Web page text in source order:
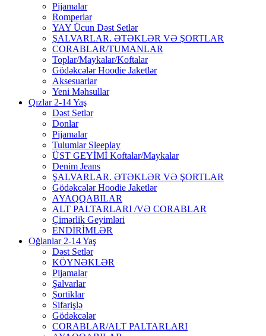
Pijamalar
Romperlar
YAY Ücun Dəst Setlər
ŞALVARLAR. ƏTƏKLƏR VƏ ŞORTLAR
CORABLAR/TUMANLAR
Toplar/Maykalar/Koftalar
Gödəkcələr Hoodie Jaketlər
Aksesuarlar
Yeni Məhsullar
Qızlar 2-14 Yaş
Dəst Setlər
Donlar
Pijamalar
Tulumlar Sleeplay
ÜST GEYİMİ Koftalar/Maykalar
Denim Jeans
ŞALVARLAR. ƏTƏKLƏR VƏ ŞORTLAR
Gödəkcələr Hoodie Jaketlər
AYAQQABILAR
ALT PALTARLARI /VƏ CORABLAR
Çimərlik Geyimləri
ENDİRİMLƏR
Oğlanlar 2-14 Yaş
Dəst Setlər
KÖYNƏKLƏR
Pijamalar
Şalvarlar
Şortiklar
Sifarişlə
Gödəkcələr
CORABLAR/ALT PALTARLARI